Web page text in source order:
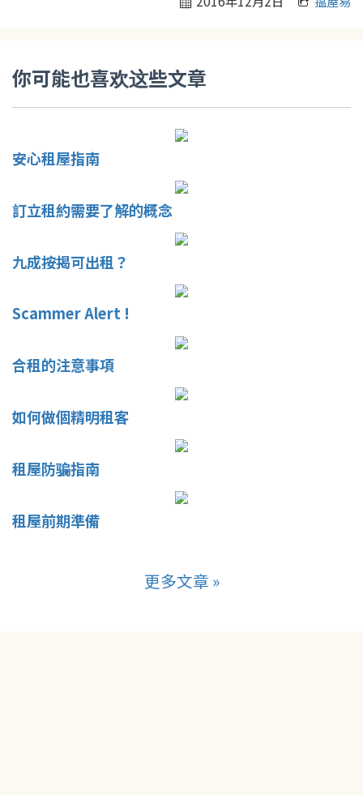
你可能也喜欢这些文章
安心租屋指南
訂立租約需要了解的概念
九成按揭可出租？
Scammer Alert !
合租的注意事項
如何做個精明租客
租屋防骗指南
租屋前期準備
更多文章 »